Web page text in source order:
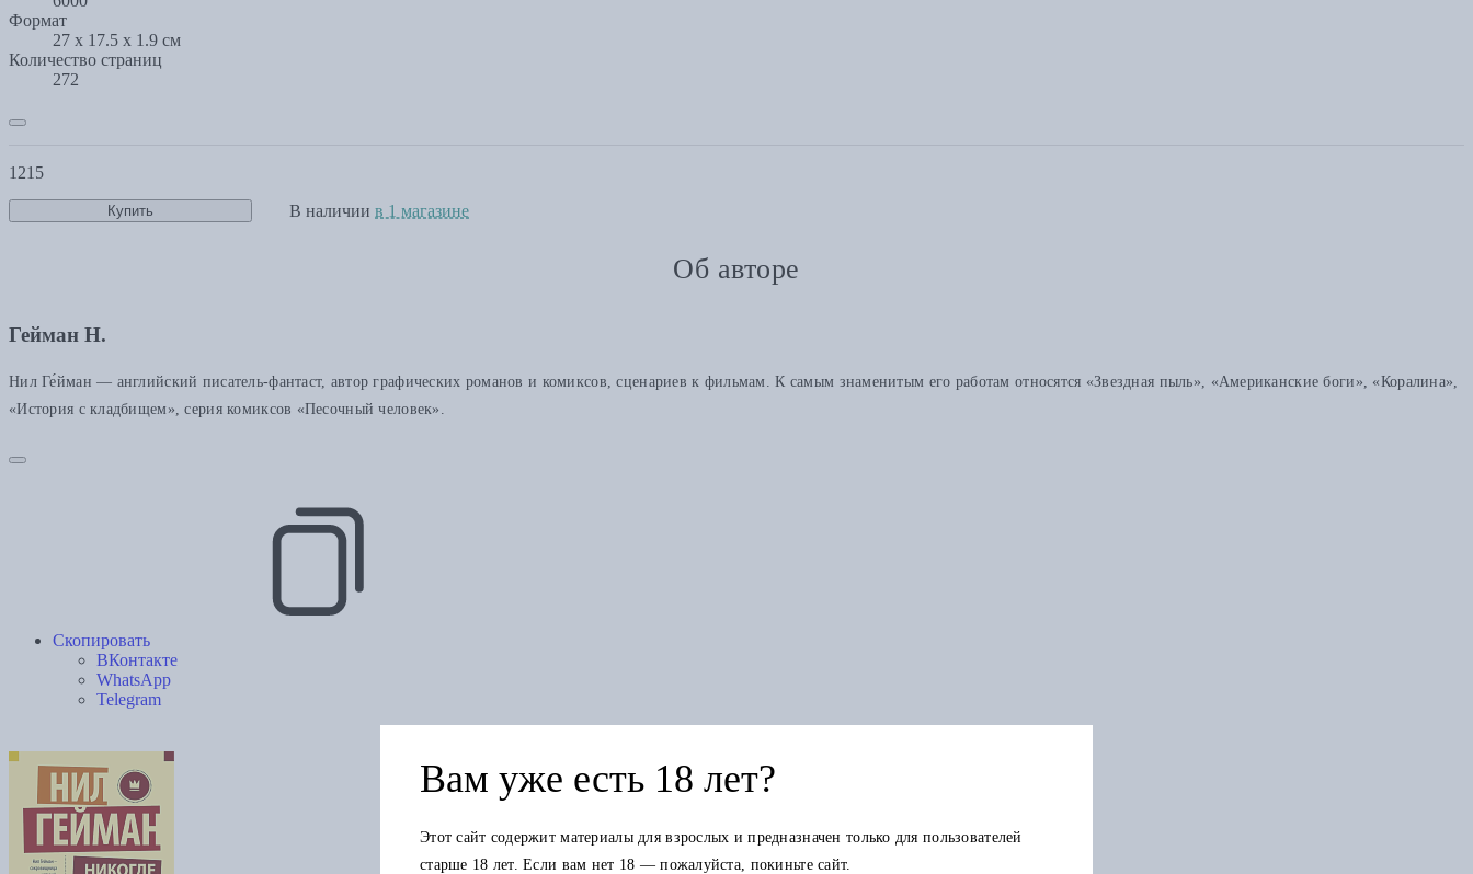
Формат
27 x 17.5 x 1.9 см
Количество страниц
272
1215
Купить В наличии в 1 магазине
Об авторе
Гейман Н.
Нил Ге́йман — английский писатель-фантаст, автор графических романов и комиксов, сценариев к фильмам. К самым знаменитым его работам относятся «Звездная пыль», «Американские боги», «Коралина»,
«История с кладбищем», серия комиксов «Песочный человек».
Скопировать
ВКонтакте
WhatsApp
Telegram
Вам уже есть 18 лет?
Этот сайт содержит материалы для взрослых и предназначен только для пользователей
старше 18 лет. Если вам нет 18 — пожалуйста, покиньте сайт.